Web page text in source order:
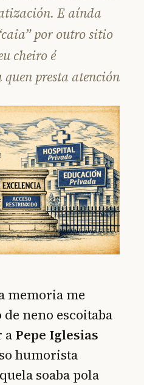
E aínda
por outro sitio
cheiro é
presta atención
memoria me
neno escoitaba
a Pepe Iglesias
humorista
soaba pola